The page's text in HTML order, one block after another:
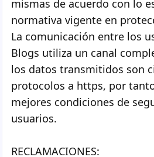
mismas de acuerdo con lo
normativa vigente en
La comunicación entre los
Blogs utiliza un canal
los datos transmitidos son
protocolos a https, por
mejores condiciones de
usuarios.
RECLAMACIONES: